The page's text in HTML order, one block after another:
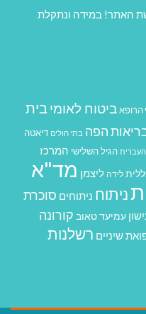
האתר! במידה ונתקלת
ביטוח לאומיבית
הפה בתי חולים דיאטה
העברית הגיל השלישי המרכז
לידה ליצמן מד"א
ניתוח ניתוחים סוכרת
עמיעד טאוב קורונה
שיניים רשלנות